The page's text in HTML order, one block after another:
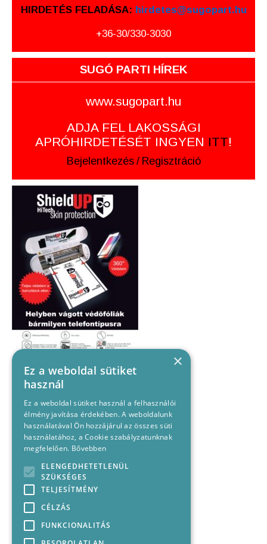
HIRDETÉS FELADÁSA: hirdetes@sugopart.hu
+36-30/330-3030
SUGÓ PARTI HÍREK
www.sugopart.hu
ADJA FEL LAKOSSÁGI
APRÓHIRDETÉSÉT INGYEN ITT!
Bejelentkezés / Regisztráció
×
Ez a weboldal sütiket
használ
Ez a weboldal sütiket használ a felhasználói
élmény javítása érdekében. A weboldalunk
használatával Ön hozzájárul az összes süti
használatához, a Cookie szabályzatunknak
megfelelően. Bővebben
ELENGEDHETETLENÜL
SZÜKSÉGES
TELJESÍTMÉNY
CÉLZÁS
FUNKCIONALITÁS